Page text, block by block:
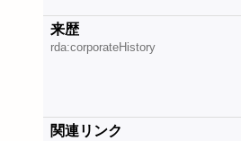
来歴
rda:corporateHistory
関連リンク